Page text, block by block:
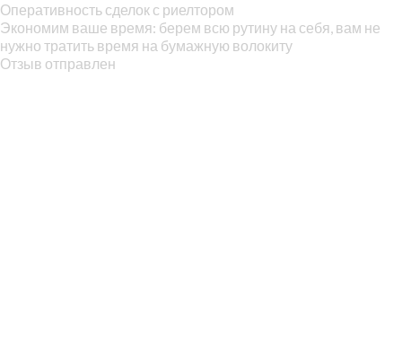
Оперативность сделок с риелтором
Экономим ваше время: берем всю рутину на себя, вам не
нужно тратить время на бумажную волокиту
Отзыв отправлен